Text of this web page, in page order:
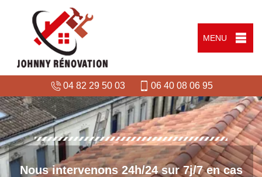
MENU
04 82 29 50 03 06 40 08 06 95
Nous intervenons 24h/24 sur 7j/7 en cas